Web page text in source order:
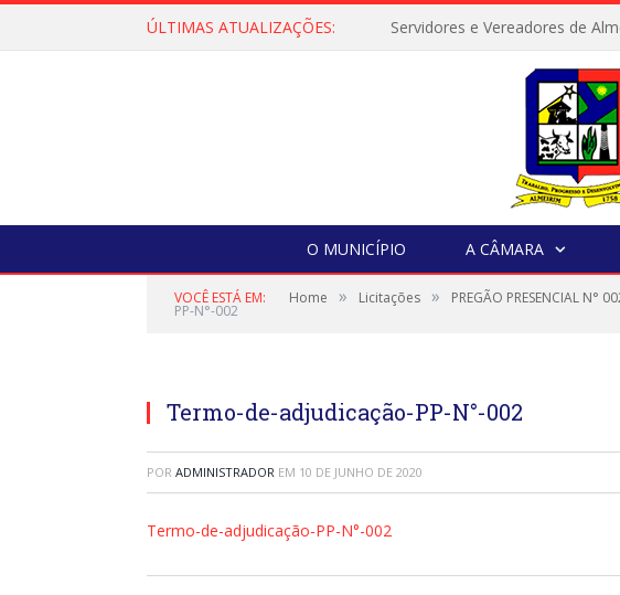
ÚLTIMAS ATUALIZAÇÕES:
O MUNICÍPIO A CÂMARA
VOCÊ ESTÁ EM: Home » Licitações » PREGÃO PRESENCIAL N°
PP-N°-002
Termo-de-adjudicação-PP-N°-002
POR ADMINISTRADOR EM 10 DE JUNHO DE 2020
Termo-de-adjudicação-PP-N°-002